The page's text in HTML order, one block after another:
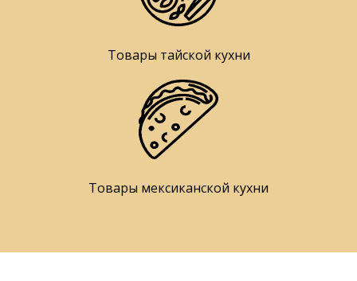
Товары тайской кухни
Товары мексиканской кухни